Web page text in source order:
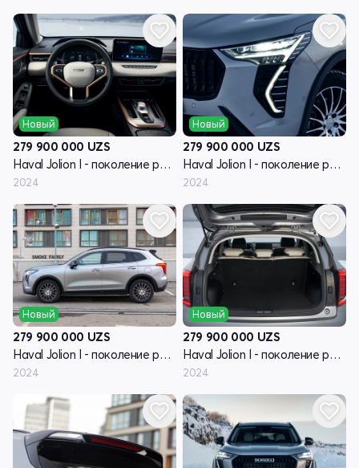
Новый
279 900 000 UZS
Haval Jolion I - поколение рестайлинг
2024
Новый
279 900 000 UZS
Haval Jolion I - поколение рестайлинг
2024
Новый
279 900 000 UZS
Haval Jolion I - поколение рестайлинг
2024
Новый
279 900 000 UZS
Haval Jolion I - поколение рестайлинг
2024